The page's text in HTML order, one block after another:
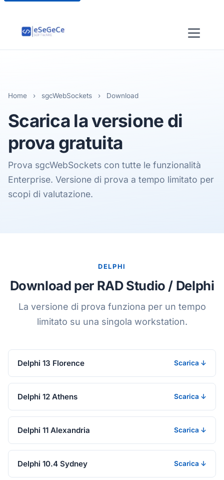
Home › sgcWebSockets › Download
Scarica la versione di
prova gratuita
Prova sgcWebSockets con tutte le funzionalità
Enterprise. Versione di prova a tempo limitato per
scopi di valutazione.
DELPHI
Download per RAD Studio / Delphi
La versione di prova funziona per un tempo
limitato su una singola workstation.
Delphi 13 Florence Scarica ↓
Delphi 12 Athens Scarica ↓
Delphi 11 Alexandria Scarica ↓
Delphi 10.4 Sydney Scarica ↓